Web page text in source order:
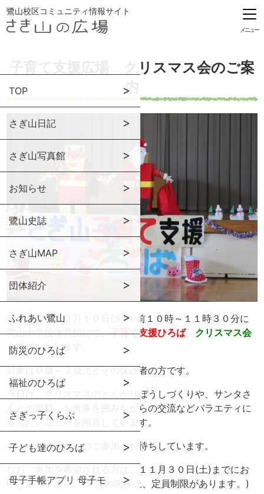
鷺山校区コミュニティ情報サイト
メニュー
TOP
さぎ山日記
さぎ山写真館
お知らせ
鷺山史誌
さぎ山MAP
団体紹介
ふれあい鷺山
防災のひろば
福祉のひろば
さぎっ子くらぶ
子ども達のひろば
母子手帳アプリ 母子モ
子育て支援広場 クリスマス会のご案
内
平成２５年１２月１０日(火)午前１０時～１１時３０分に
鷺山小学校体育館にて、子育て支援ひろば
クリスマス会
を開催いたします。
対象は０歳～３歳児とその保護者の方です。
当日は、クリスマスのとんがりぼうしづくりや、サンタさ
んとの遊戯、お食事を囲みながらの交流などバラエティに
富んだメニューを用意しています。
たくさんの皆さんのご参加をお待ちしています。
なお、参加を希望される方は、１１月３０日(土)までにお
申し込み下さい。(準備の関係上、定員制限があります。)